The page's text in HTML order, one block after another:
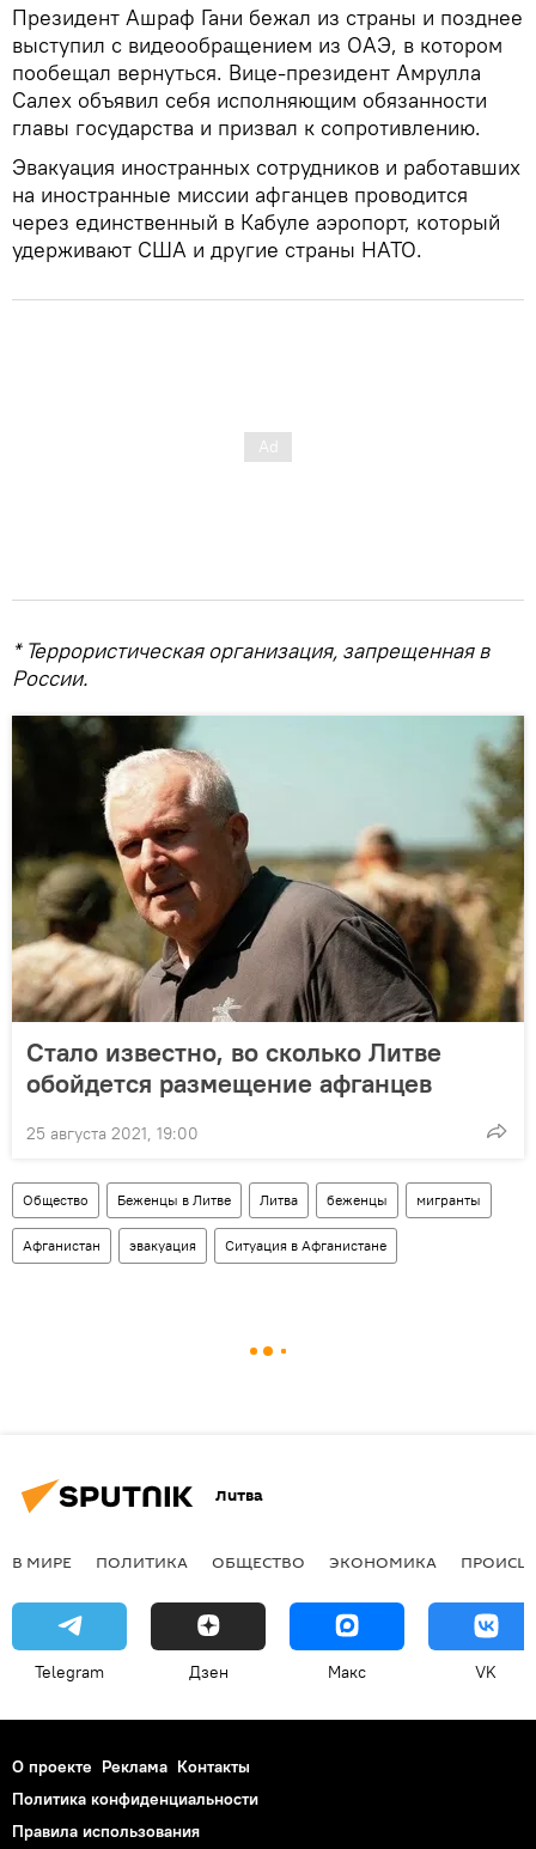
Президент Ашраф Гани бежал из страны и позднее
выступил с видеообращением из ОАЭ, в котором
пообещал вернуться. Вице-президент Амрулла
Салех объявил себя исполняющим обязанности
главы государства и призвал к сопротивлению.
Эвакуация иностранных сотрудников и работавших
на иностранные миссии афганцев проводится
через единственный в Кабуле аэропорт, который
удерживают США и другие страны НАТО.
* Террористическая организация, запрещенная в
России.
Стало известно, во сколько Литве
обойдется размещение афганцев
25 августа 2021, 19:00
Общество Беженцы в Литве Литва беженцы мигранты
Афганистан эвакуация Ситуация в Афганистане
Литва
В МИРЕ ПОЛИТИКА ОБЩЕСТВО ЭКОНОМИКА
Telegram Дзен Макс VK
О проекте Реклама Контакты
Политика конфиденциальности
Правила использования